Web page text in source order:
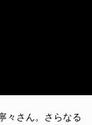
々さん。さらなる